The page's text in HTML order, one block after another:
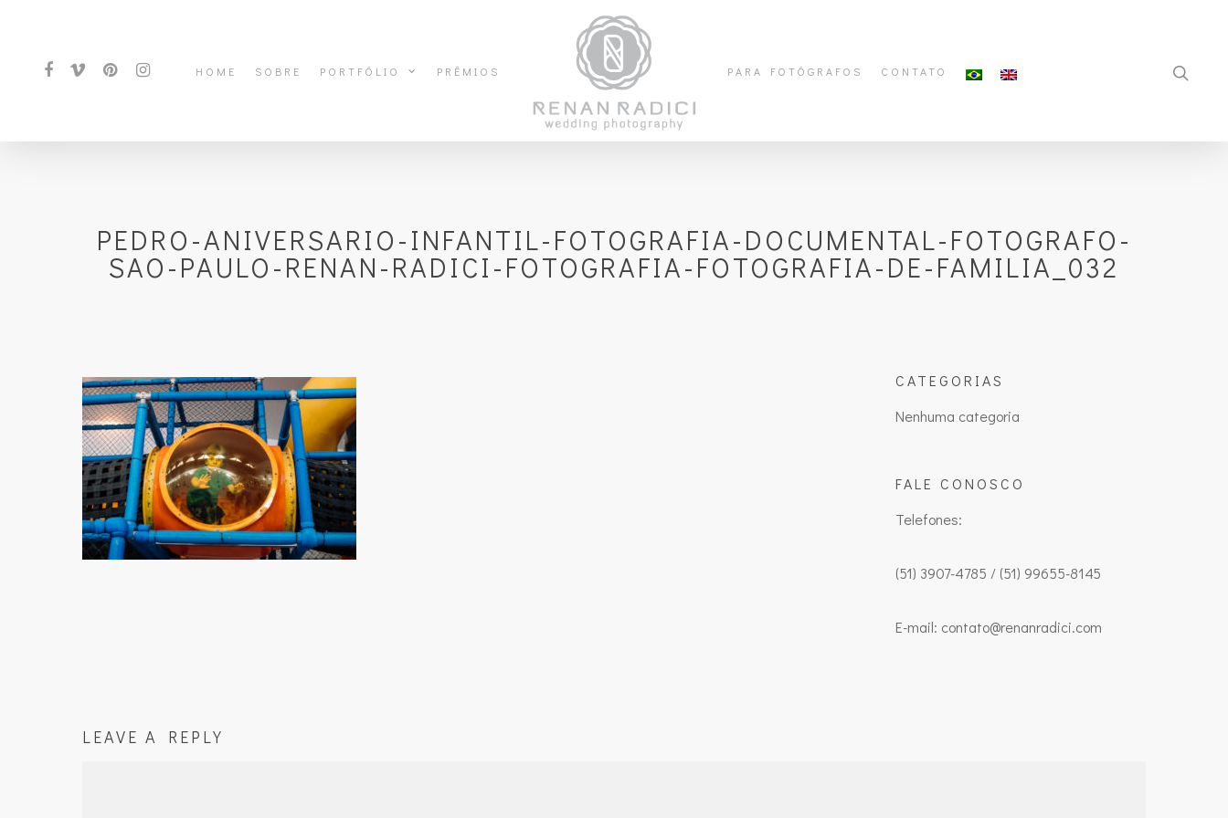
HOME SOBRE PORTFÓLIO PRÊMIOS PARA FOTÓGRAFOS CONTATO
PEDRO-ANIVERSARIO-INFANTIL-FOTOGRAFIA-DOCUMENTAL-FOTOGRAFO-
SAO-PAULO-RENAN-RADICI-FOTOGRAFIA-FOTOGRAFIA-DE-FAMILIA_032
CATEGORIAS
Nenhuma categoria
FALE CONOSCO
Telefones:
(51) 3907-4785 / (51) 99655-8145
E-mail: contato@renanradici.com
LEAVE A REPLY